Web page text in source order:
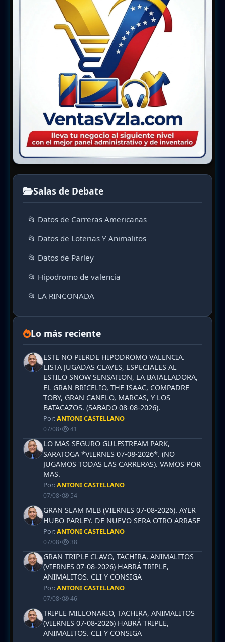
Salas de Debate
📂 Datos de Carreras Americanas
📂 Datos de Loterias Y Animalitos
📂 Datos de Parley
📂 Hipodromo de valencia
📂 LA RINCONADA
Lo más reciente
ESTE NO PIERDE HIPODROMO VALENCIA.
LISTA JUGADAS CLAVES, ESPECIALES AL
ESTILO SNOW SENSATION, LA BATALLADORA,
EL GRAN BRICELIO, THE ISAAC, COMPADRE
TOBY, GRAN CANELO, MARCAS, Y LOS
BATACAZOS. (SABADO 08-08-2026).
Por:ANTONI CASTELLANO
07/08• 41
LO MAS SEGURO GULFSTREAM PARK,
SARATOGA *VIERNES 07-08-2026*. (NO
JUGAMOS TODAS LAS CARRERAS). VAMOS POR
MAS.
Por:ANTONI CASTELLANO
07/08• 54
GRAN SLAM MLB (VIERNES 07-08-2026). AYER
HUBO PARLEY. DE NUEVO SERA OTRO ARRASE
Por:ANTONI CASTELLANO
07/08• 38
GRAN TRIPLE CLAVO, TACHIRA, ANIMALITOS
(VIERNES 07-08-2026) HABRÁ TRIPLE,
ANIMALITOS. CLI Y CONSIGA
Por:ANTONI CASTELLANO
07/08• 46
TRIPLE MILLONARIO, TACHIRA, ANIMALITOS
(VIERNES 07-08-2026) HABRÁ TRIPLE,
ANIMALITOS. CLI Y CONSIGA